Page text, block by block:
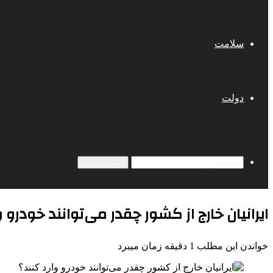
سلامت
دولت
ایرانیان خارج از کشور چقدر می‌توانند خودرو
خواندن این مطلب 1 دقیقه زمان میبرد